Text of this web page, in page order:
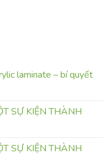
laminate – bí quyết
SỰ KIỆN THÀNH
SỰ KIỆN THÀNH